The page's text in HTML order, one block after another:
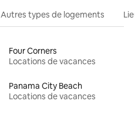
Autres types de logements
Four Corners
Locations de vacances
Panama City Beach
Locations de vacances